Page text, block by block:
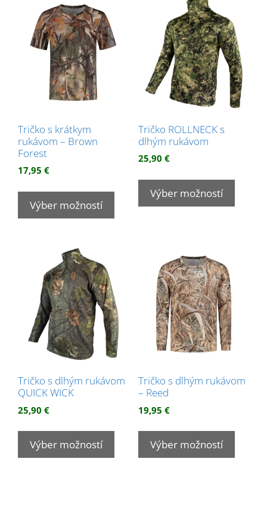
Tričko s krátkym
rukávom – Brown
Forest
17,95 €
Výber možností
má
môžete
vybrať
na
stránke
produktu.
Tričko ROLLNECK s
dlhým rukávom
25,90 €
Výber možností
má
Tričko s dlhým rukávom
QUICK WICK
25,90 €
Výber možností
Tento
produkt
má
Tričko s dlhým rukávom
– Reed
19,95 €
Výber možností
Tento
má